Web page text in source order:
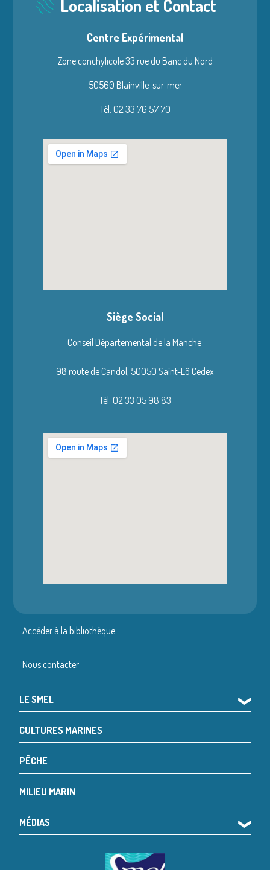
Localisation et Contact
Centre Expérimental
Zone conchylicole 33 rue du Banc du Nord
50560 Blainville-sur-mer
Tél. 02 33 76 57 70
Siège Social
Conseil Départemental de la Manche
98 route de Candol, 50050 Saint-Lô Cedex
Tél. 02 33 05 98 83
Accéder à la bibliothèque
Nous contacter
LE SMEL ❯
CULTURES MARINES
PÊCHE
MILIEU MARIN
MÉDIAS ❯